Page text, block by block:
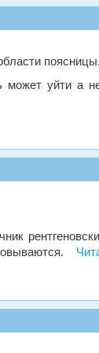
поясницы.
может уйти а